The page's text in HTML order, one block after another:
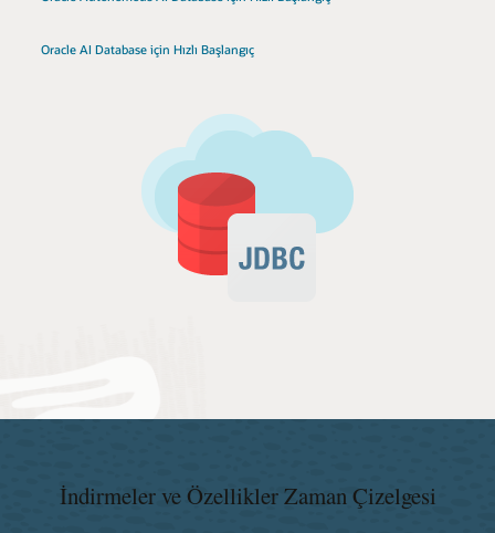
Oracle AI Database için Hızlı Başlangıç
İndirmeler ve Özellikler Zaman Çizelgesi